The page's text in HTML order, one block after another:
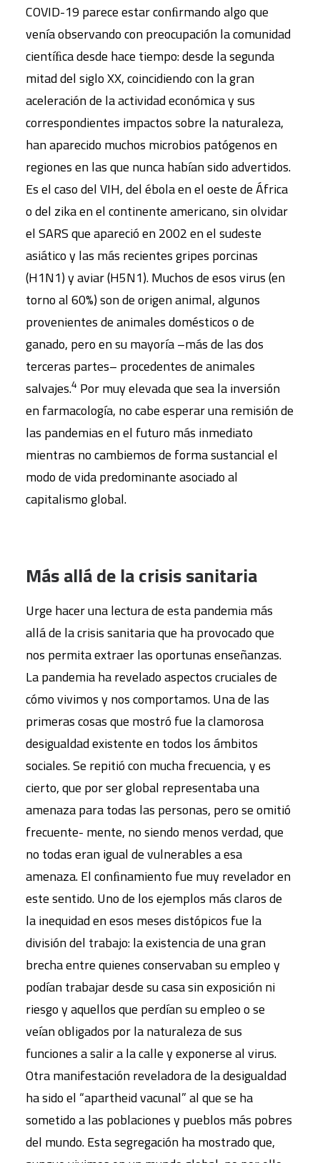
COVID-19 parece estar conﬁrmando algo que
venía observando con preocupación la comunidad
cientíﬁca desde hace tiempo: desde la segunda
mitad del siglo XX, coincidiendo con la gran
aceleración de la actividad económica y sus
correspondientes impactos sobre la naturaleza,
han aparecido muchos microbios patógenos en
regiones en las que nunca habían sido advertidos.
Es el caso del VIH, del ébola en el oeste de África
o del zika en el continente americano, sin olvidar
el SARS que apareció en 2002 en el sudeste
asiático y las más recientes gripes porcinas
(H1N1) y aviar (H5N1). Muchos de esos virus (en
torno al 60%) son de origen animal, algunos
provenientes de animales domésticos o de
ganado, pero en su mayoría –más de las dos
terceras partes– procedentes de animales
salvajes.4 Por muy elevada que sea la inversión
en farmacología, no cabe esperar una remisión de
las pandemias en el futuro más inmediato
mientras no cambiemos de forma sustancial el
modo de vida predominante asociado al
capitalismo global.
Más allá de la crisis sanitaria
Urge hacer una lectura de esta pandemia más
allá de la crisis sanitaria que ha provocado que
nos permita extraer las oportunas enseñanzas.
La pandemia ha revelado aspectos cruciales de
cómo vivimos y nos comportamos. Una de las
primeras cosas que mostró fue la clamorosa
desigualdad existente en todos los ámbitos
sociales. Se repitió con mucha frecuencia, y es
cierto, que por ser global representaba una
amenaza para todas las personas, pero se omitió
frecuente- mente, no siendo menos verdad, que
no todas eran igual de vulnerables a esa
amenaza. El conﬁnamiento fue muy revelador en
este sentido. Uno de los ejemplos más claros de
la inequidad en esos meses distópicos fue la
división del trabajo: la existencia de una gran
brecha entre quienes conservaban su empleo y
podían trabajar desde su casa sin exposición ni
riesgo y aquellos que perdían su empleo o se
veían obligados por la naturaleza de sus
funciones a salir a la calle y exponerse al virus.
Otra manifestación reveladora de la desigualdad
ha sido el “apartheid vacunal” al que se ha
sometido a las poblaciones y pueblos más pobres
del mundo. Esta segregación ha mostrado que,